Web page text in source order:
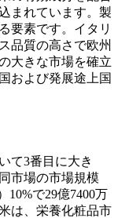
まれています。製
要素です。イタリ
品質の高さで欧州
大きな市場を確立
および発展途上国
て3番目に大き
市場の市場規模
10%で29億7400万
は、栄養化粧品市